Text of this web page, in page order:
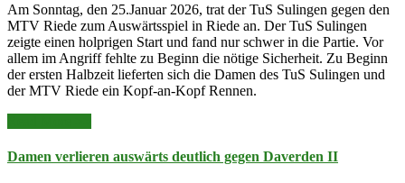
Am Sonntag, den 25.Januar 2026, trat der TuS Sulingen gegen den
MTV Riede zum Auswärtsspiel in Riede an. Der TuS Sulingen
zeigte einen holprigen Start und fand nur schwer in die Partie. Vor
allem im Angriff fehlte zu Beginn die nötige Sicherheit. Zu Beginn
der ersten Halbzeit lieferten sich die Damen des TuS Sulingen und
der MTV Riede ein Kopf-an-Kopf Rennen.
Damen verlieren auswärts deutlich gegen Daverden II